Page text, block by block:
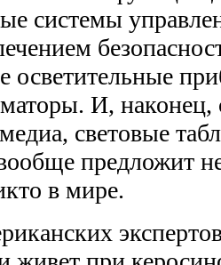
системы
осветительные
И, наконец,
световые
предложит
в мире.